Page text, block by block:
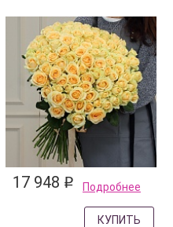
17 948 q Подробнее
КУПИТЬ